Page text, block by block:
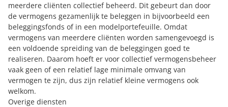
meerdere cliënten collectief beheerd. Dit gebeurt dan door
de vermogens gezamenlijk te beleggen in bijvoorbeeld een
beleggingsfonds of in een modelportefeuille. Omdat
vermogens van meerdere cliënten worden samengevoegd is
een voldoende spreiding van de beleggingen goed te
realiseren. Daarom hoeft er voor collectief vermogensbeheer
vaak geen of een relatief lage minimale omvang van
vermogen te zijn, dus zijn relatief kleine vermogens ook
welkom.
Overige diensten